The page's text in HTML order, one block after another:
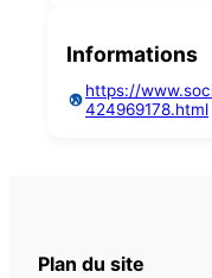
Informations
https://
424969178.html
Plan du site